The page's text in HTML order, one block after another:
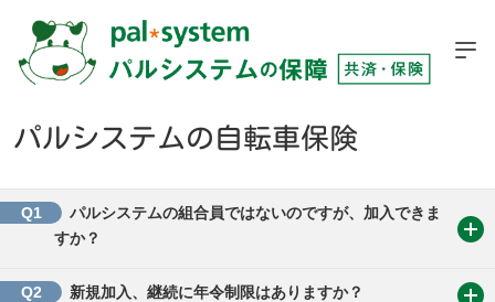
パルシステムの自転車保険
Q1
パルシステムの組合員ではないのですが、加入できま
すか？
Q2 新規加入、継続に年令制限はありますか？